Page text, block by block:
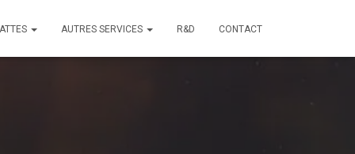
ATTES AUTRES SERVICES R&D CONTACT